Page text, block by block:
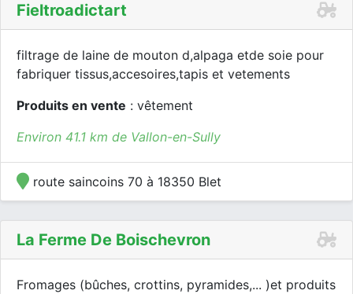
Fieltroadictart
filtrage de laine de mouton d,alpaga etde soie pour
fabriquer tissus,accesoires,tapis et vetements
Produits en vente : vêtement
Environ 41.1 km de Vallon-en-Sully
route saincoins 70 à 18350 Blet
La Ferme De Boischevron
Fromages (bûches, crottins, pyramides,... )et produits